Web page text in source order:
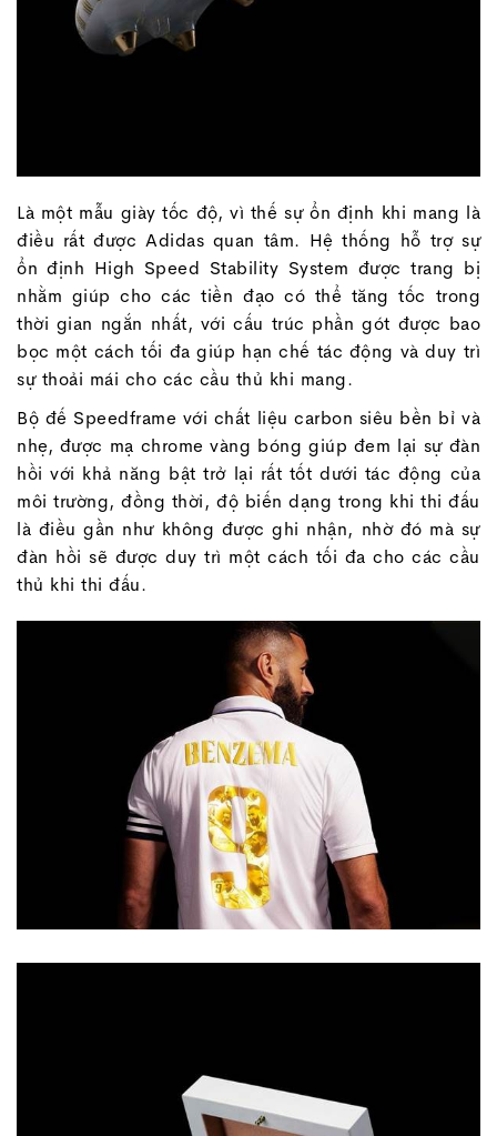
Là một mẫu giày tốc độ, vì thế sự ổn định khi mang là
điều rất được Adidas quan tâm. Hệ thống hỗ trợ sự
ổn định High Speed Stability System được trang bị
nhằm giúp cho các tiền đạo có thể tăng tốc trong
thời gian ngắn nhất, với cấu trúc phần gót được bao
bọc một cách tối đa giúp hạn chế tác động và duy trì
sự thoải mái cho các cầu thủ khi mang.
Bộ đế Speedframe với chất liệu carbon siêu bền bỉ và
nhẹ, được mạ chrome vàng bóng giúp đem lại sự đàn
hồi với khả năng bật trở lại rất tốt dưới tác động của
môi trường, đồng thời, độ biến dạng trong khi thi đấu
là điều gần như không được ghi nhận, nhờ đó mà sự
đàn hồi sẽ được duy trì một cách tối đa cho các cầu
thủ khi thi đấu.